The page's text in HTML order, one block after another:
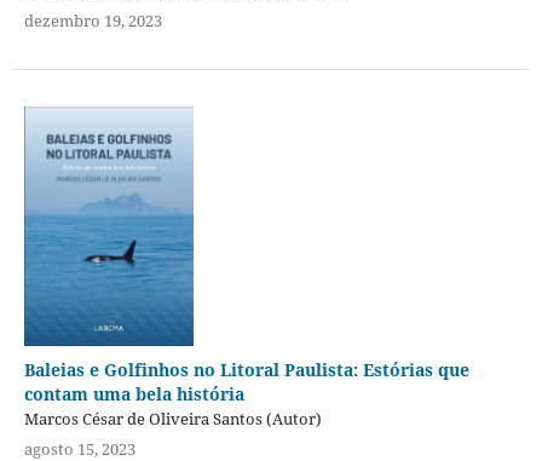
dezembro 19, 2023
Baleias e Golfinhos no Litoral Paulista: Estórias que
contam uma bela história
Marcos César de Oliveira Santos (Autor)
agosto 15, 2023